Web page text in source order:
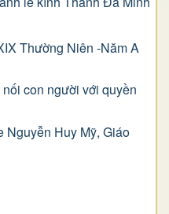
Thường Niên -Năm A
con người với quyền
Nguyễn Huy Mỹ, Giáo